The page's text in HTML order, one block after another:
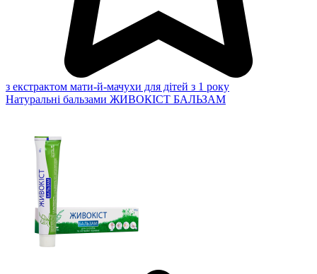
з екстрактом мати-й-мачухи для дітей з 1 року
Натуральні бальзами ЖИВОКІСТ БАЛЬЗАМ